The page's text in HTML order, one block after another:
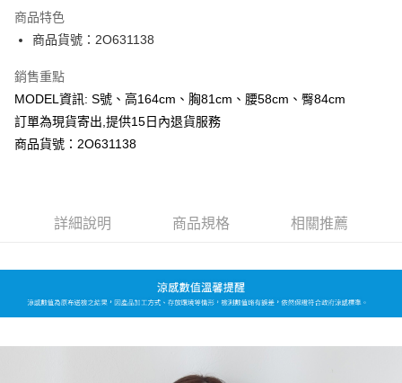
Apple Pay
Google Pay
運送方式
全家取貨付款
每筆NT$80，滿NT$699(含以上)免運費
每筆NT$80，滿NT$699(含以上)免運費
付款後7-11取貨
商品特色
商品貨號：2O631138
銷售重點
MODEL資訊: S號、高164cm、胸81cm、腰58cm、臀84cm
訂單為現貨寄出,提供15日內退貨服務
商品貨號：2O631138
詳細說明 商品規格 相關推薦